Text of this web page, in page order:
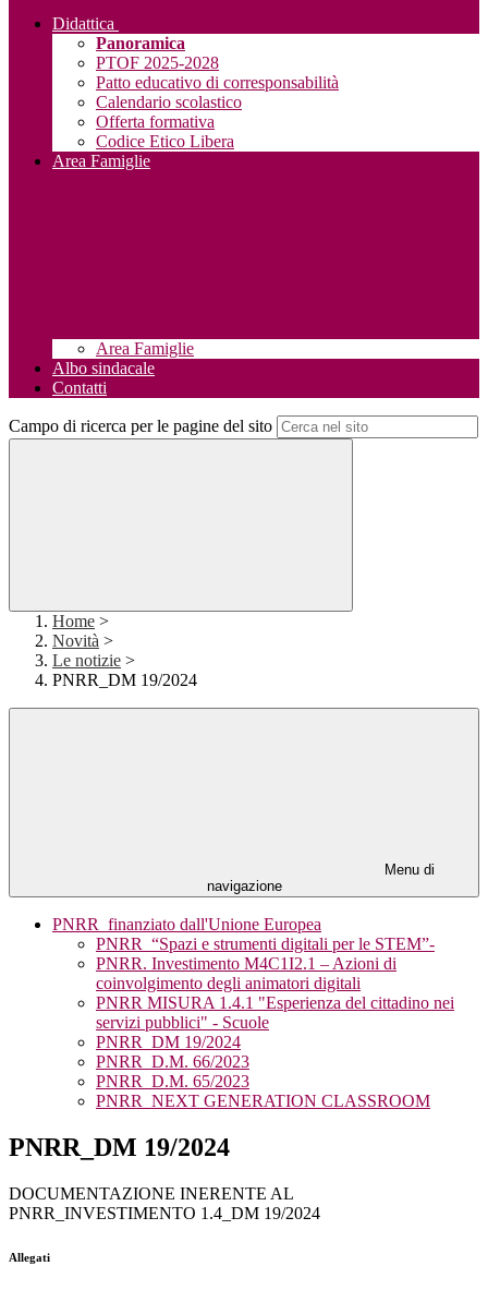
Didattica
Panoramica
PTOF 2025-2028
Patto educativo di corresponsabilità
Calendario scolastico
Offerta formativa
Codice Etico Libera
Area Famiglie
Area Famiglie
Albo sindacale
Contatti
Campo di ricerca per le pagine del sito
Home >
Novità >
Le notizie >
PNRR_DM 19/2024
Menu di
navigazione
PNRR_finanziato dall'Unione Europea
PNRR_“Spazi e strumenti digitali per le STEM”-
PNRR. Investimento M4C1I2.1 – Azioni di
coinvolgimento degli animatori digitali
PNRR MISURA 1.4.1 "Esperienza del cittadino nei
servizi pubblici" - Scuole
PNRR_DM 19/2024
PNRR_D.M. 66/2023
PNRR_D.M. 65/2023
PNRR_NEXT GENERATION CLASSROOM
PNRR_DM 19/2024
DOCUMENTAZIONE INERENTE AL
PNRR_INVESTIMENTO 1.4_DM 19/2024
Allegati